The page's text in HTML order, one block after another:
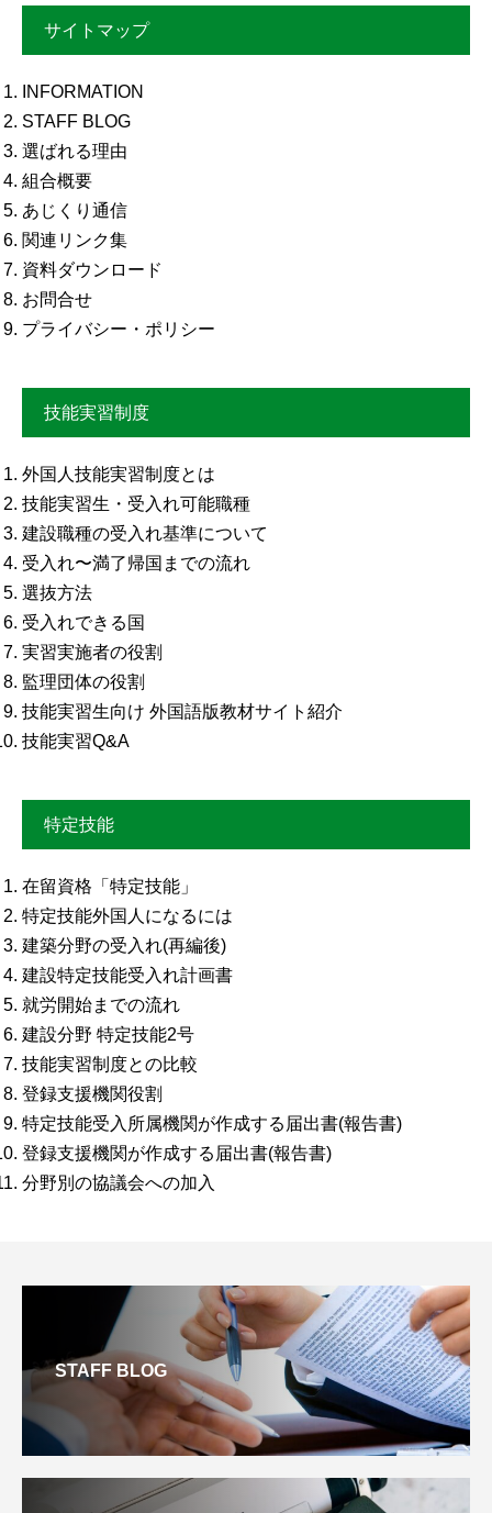
サイトマップ
INFORMATION
STAFF BLOG
選ばれる理由
組合概要
あじくり通信
関連リンク集
資料ダウンロード
お問合せ
プライバシー・ポリシー
技能実習制度
外国人技能実習制度とは
技能実習生・受入れ可能職種
建設職種の受入れ基準について
受入れ〜満了帰国までの流れ
選抜方法
受入れできる国
実習実施者の役割
監理団体の役割
技能実習生向け 外国語版教材サイト紹介
技能実習Q&A
特定技能
在留資格「特定技能」
特定技能外国人になるには
建築分野の受入れ(再編後)
建設特定技能受入れ計画書
就労開始までの流れ
建設分野 特定技能2号
技能実習制度との比較
登録支援機関役割
特定技能受入所属機関が作成する届出書(報告書)
登録支援機関が作成する届出書(報告書)
分野別の協議会への加入
STAFF BLOG